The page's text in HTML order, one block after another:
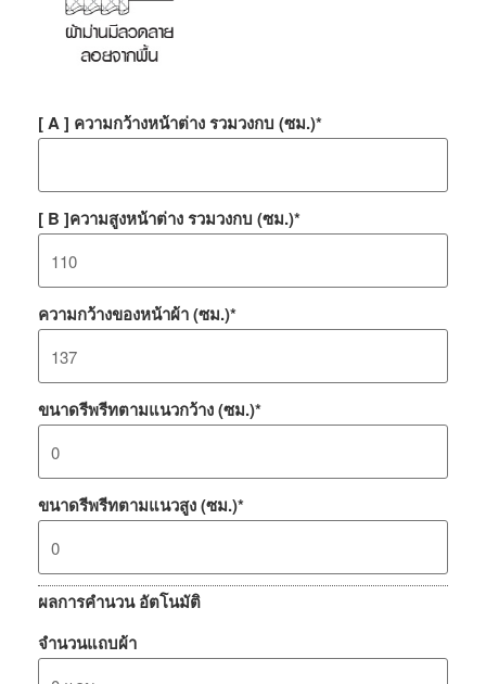
[ A ] ความกว้างหน้าต่าง รวมวงกบ (ซม.)*
[ B ]ความสูงหน้าต่าง รวมวงกบ (ซม.)*
ความกว้างของหน้าผ้า (ซม.)*
ขนาดรีพรีทตามแนวกว้าง (ซม.)*
ขนาดรีพรีทตามแนวสูง (ซม.)*
ผลการคำนวน อัตโนมัติ
จำนวนแถบผ้า